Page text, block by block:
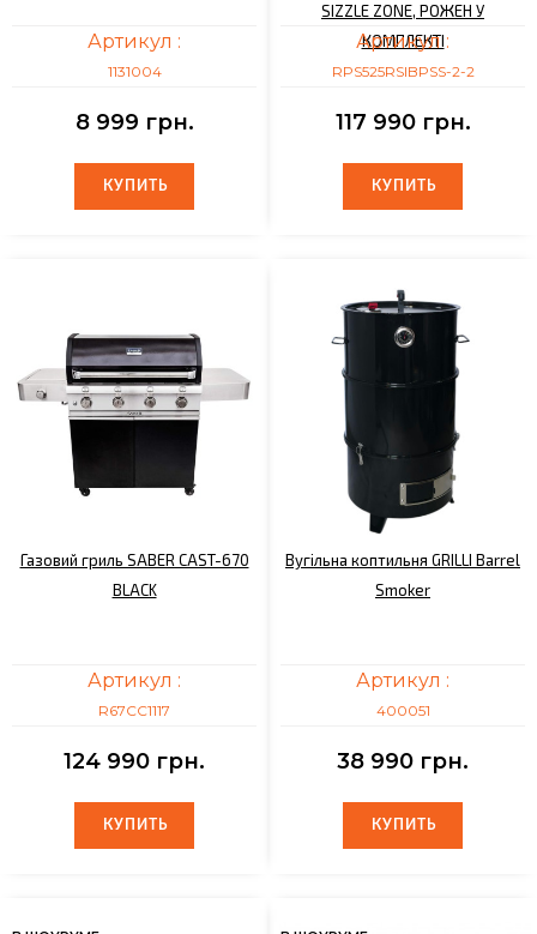
Артикул :
1131004
8 999 грн.
КУПИТЬ
КУПИТЬ
SIZZLE ZONE, РОЖЕН У
КОМПЛЕКТІ
Артикул :
RPS525RSIBPSS-2-2
117 990 грн.
КУПИТЬ
КУПИТЬ
Газовий гриль SABER CAST-670
BLACK
Артикул :
R67CС1117
124 990 грн.
КУПИТЬ
КУПИТЬ
Вугільна коптильня GRILLI Barrel
Smoker
Артикул :
400051
38 990 грн.
КУПИТЬ
КУПИТЬ